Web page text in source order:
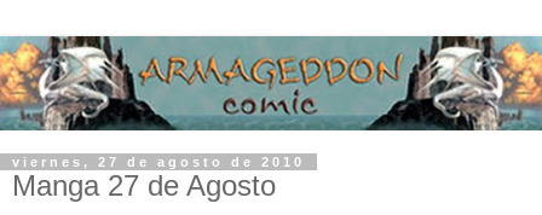
viernes, 27 de agosto de 2010
Manga 27 de Agosto